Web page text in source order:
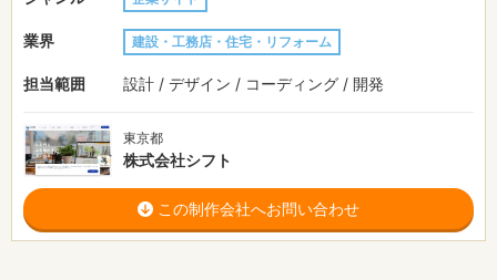
業界 建設・工務店・住宅・リフォーム
担当範囲 設計 / デザイン / コーディング / 開発
東京都
株式会社シフト
この制作会社へお問い合わせ